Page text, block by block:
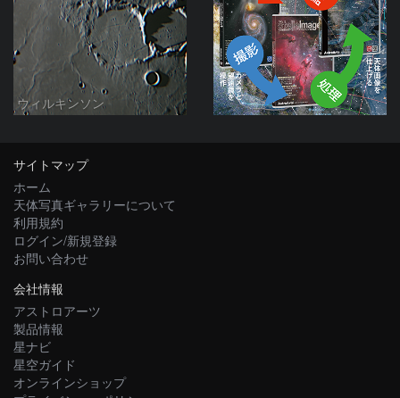
ウィルキンソン
サイトマップ
ホーム
天体写真ギャラリーについて
利用規約
ログイン/新規登録
お問い合わせ
会社情報
アストロアーツ
製品情報
星ナビ
星空ガイド
オンラインショップ